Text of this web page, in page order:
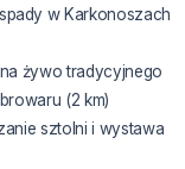
w Karkonoszach
żywo tradycyjnego
(2 km)
sztolni i wystawa